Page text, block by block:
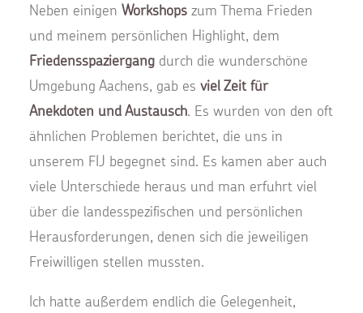
Neben einigen Workshops zum Thema Frieden
und meinem persönlichen Highlight, dem
Friedensspaziergang durch die wunderschöne
Umgebung Aachens, gab es viel Zeit für
Anekdoten und Austausch. Es wurden von den oft
ähnlichen Problemen berichtet, die uns in
unserem FIJ begegnet sind. Es kamen aber auch
viele Unterschiede heraus und man erfuhrt viel
über die landesspezifischen und persönlichen
Herausforderungen, denen sich die jeweiligen
Freiwilligen stellen mussten.
Ich hatte außerdem endlich die Gelegenheit,